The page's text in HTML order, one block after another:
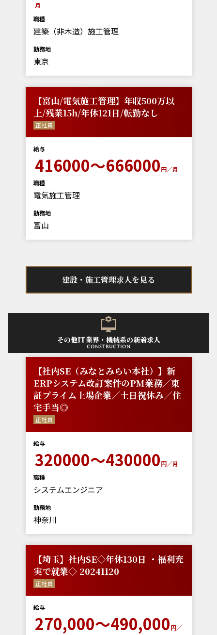
月
職種
建築（非木造）施工管理
勤務地
東京
【富山/電気施工管理】年収500万以
上/残業15h/年休121日/転勤なし
正社員
給与
416000～666000円／月
職種
電気施工管理
勤務地
富山
建設・施工管理求人を見る
その他IT業界・機械系の新着求人
construction
【社内SE（みなとみらい本社）】新
ERPシステム改訂案件のPM業務／東
証プライム上場企業／土日祝休み／住
宅手当◎
正社員
給与
320000～430000円／月
職種
システムエンジニア
勤務地
神奈川
【埼玉】社内SE◇年休130日 ・福利充
実で就業◇ 20241120
正社員
給与
270,000～490,000円／